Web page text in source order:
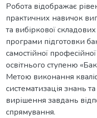
Робота відображає
практичних навичок
та вибіркової
програми підготовки
самостійної
освітнього ступеню
Метою виконання
систематизація знань
вирішення завдань
спрямування.